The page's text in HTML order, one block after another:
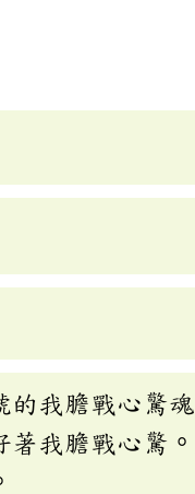
我膽戰心驚
我膽戰心驚